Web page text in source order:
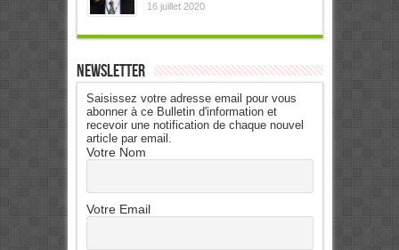
16 juillet 2020
Newsletter
Saisissez votre adresse email pour vous
abonner à ce Bulletin d'information et
recevoir une notification de chaque nouvel
article par email.
Votre Nom
Votre Email